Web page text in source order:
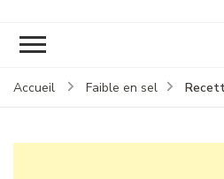
Accueil Faible en sel